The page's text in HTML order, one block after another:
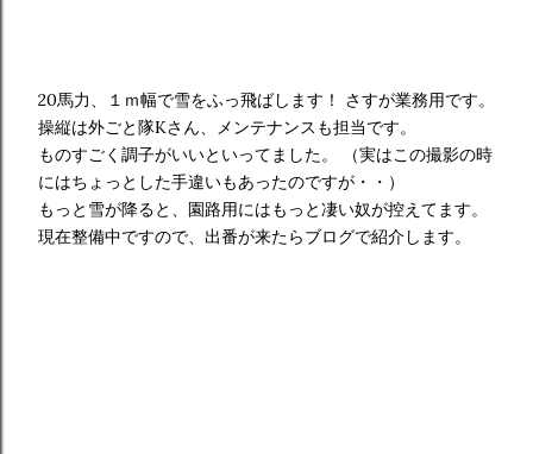
20馬力、１ｍ幅で雪をふっ飛ばします！ さすが業務用です。
操縦は外ごと隊Kさん、メンテナンスも担当です。
ものすごく調子がいいといってました。 （実はこの撮影の時
にはちょっとした手違いもあったのですが・・）
もっと雪が降ると、園路用にはもっと凄い奴が控えてます。
現在整備中ですので、出番が来たらブログで紹介します。